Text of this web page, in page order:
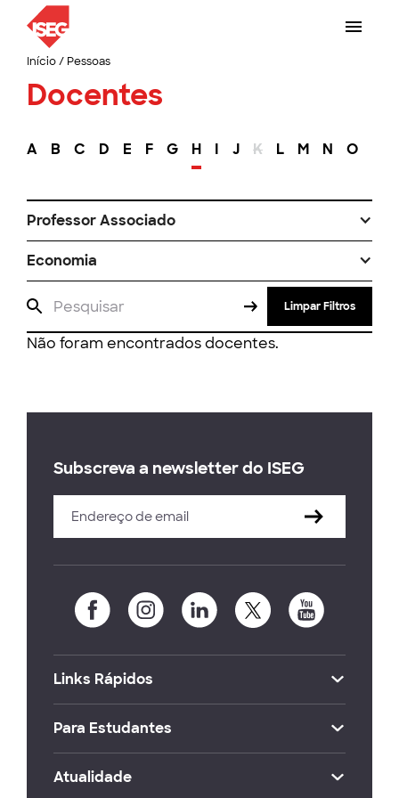
Início/ Pessoas
Docentes
A B C D E F G H I J K L M N O
Professor Associado
Economia
Limpar Filtros
Não foram encontrados docentes.
Subscreva a newsletter do ISEG
Links Rápidos
Para Estudantes
Atualidade